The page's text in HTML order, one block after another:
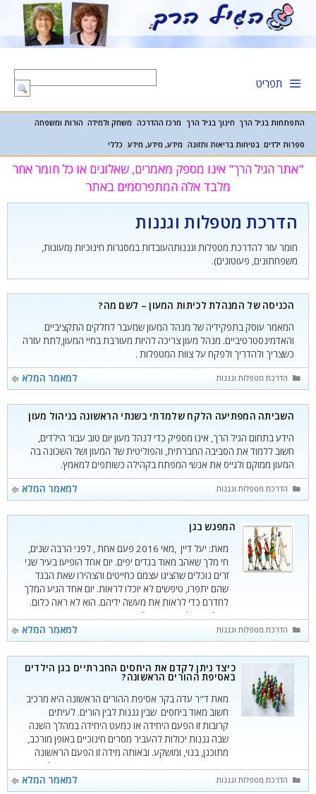
לתוכן
תפריט
התפתחות בגיל הרך חינוך בגיל הרך מרכז ההדרכה משחק ולמידה הורות ומשפחה
ספרות ילדים בטיחות בריאות ותזונה מידע, מידע, מידע כללי
"אתר הגיל הרך" אינו מספק מאמרים, שאלונים או כל חומר אחר
מלבד אלה המתפרסמים באתר
הדרכת מטפלות וגננות
חומר עזר להדרכת מטפלות וגננותהעובדות במסגרות חינוכיות (מעונות,
משפחתונים, פעוטונים).
הכניסה של המנהלת לכיתות המעון – לשם מה?
המאמר עוסק בתפקידיה של מנהל המעון שמעבר לחלקים התקציביים
והאדמינסטרטיביים. מנהל מעון צריכה להיות מעורבת בחיי המעון,לתת עזרה
כשצריך ולהדריך ולפקח על צוות המטפלות .
למאמר המלא
קטגוריות
הדרכת מטפלות וגננות
השביתה המפתיעה הלקח שלמדתי בשנתי הראשונה בניהול מעון
הידע בתחום הגיל הרך, אינו מספיק כדי לנהל מעון יום טוב עבור הילדים,
חשוב ללמוד את הסביבה החברתית, והפוליטית של המעון ושל השכונה בה
המעון ממוקם ולגייס את אנשי המפתח בקהילה כשותפים למאמץ.
למאמר המלא
קטגוריות
הדרכת מטפלות וגננות
המפגש בגן
מאת: יעל דיין ,מאי 2016 פעם אחת , לפני הרבה שנים,
חי מלך שאהב מאוד בגדים יפים. יום אחד הופיעו בעיר שני
זרים נוכלים שהציגו עצמם כחייטים והצהירו שאת הבגד
שהם יתפרו, טיפשים לא יוכלו לראות. יום אחד הגיע המלך
לחדרם כדי לראות את מעשה ידיהם. הוא לא ראה כלום.
אבל כדי שלא יחשבוהו לטיפש
למאמר המלא
קטגוריות
הדרכת מטפלות וגננות
כיצד ניתן לקדם את היחסים החברתיים בגן הילדים
באסיפת ההורים הראשונה?
מאת ד"ר עדה בקר אסיפת ההורים הראשונה היא מרכיב
חשוב מאוד ביחסים שבין גננות לבין הורים. לעיתים
קרובות זו הפעם היחידה או כמעט היחידה במהלך השנה
שבה גננות יכולות להעביר מסרים חינוכיים באופן מורכב,
מתוכנן, בנוי, ומושקע. ובאותה מידה זו הפעם הראשונה
שהורים פוגשים את משנתה החינוכית-חברתית של הגננת
ויכולים להפיק ממנה תועלת רבה. ברוב
למאמר המלא קטגוריות
הדרכת מטפלות וגננות